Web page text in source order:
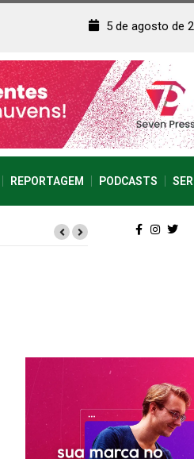
5 de agosto de
REPORTAGEM PODCASTS